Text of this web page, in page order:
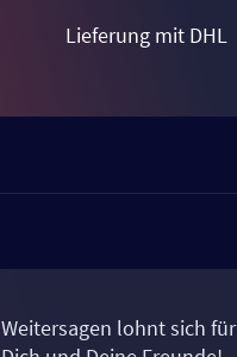
Lieferung mit DHL
Weitersagen lohnt sich für